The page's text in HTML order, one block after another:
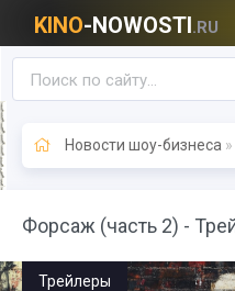
KINO-NOWOSTI.RU
Новости шоу-бизнеса »
Форсаж (часть 2) -
Трейлеры